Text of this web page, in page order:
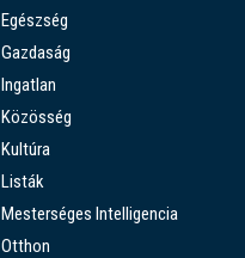
Egészség
Gazdaság
Ingatlan
Közösség
Kultúra
Listák
Mesterséges Intelligencia
Otthon